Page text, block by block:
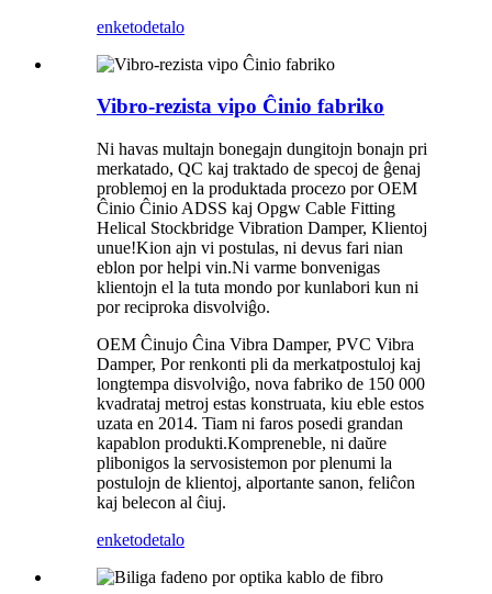
enketodetalo
Vibro-rezista vipo Ĉinio fabriko
Ni havas multajn bonegajn dungitojn bonajn pri
merkatado, QC kaj traktado de specoj de ĝenaj
problemoj en la produktada procezo por OEM
Ĉinio Ĉinio ADSS kaj Opgw Cable Fitting
Helical Stockbridge Vibration Damper, Klientoj
unue!Kion ajn vi postulas, ni devus fari nian
eblon por helpi vin.Ni varme bonvenigas
klientojn el la tuta mondo por kunlabori kun ni
por reciproka disvolviĝo.
OEM Ĉinujo Ĉina Vibra Damper, PVC Vibra
Damper, Por renkonti pli da merkatpostuloj kaj
longtempa disvolviĝo, nova fabriko de 150 000
kvadrataj metroj estas konstruata, kiu eble estos
uzata en 2014. Tiam ni faros posedi grandan
kapablon produkti.Kompreneble, ni daŭre
plibonigos la servosistemon por plenumi la
postulojn de klientoj, alportante sanon, feliĉon
kaj belecon al ĉiuj.
enketodetalo